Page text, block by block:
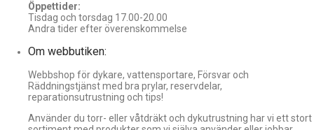
Öppettider:
Tisdag och torsdag 17.00-20.00
Andra tider efter överenskommelse
Om webbutiken:
Webbshop för dykare, vattensportare, Försvar och
Räddningstjänst med bra prylar, reservdelar,
reparationsutrustning och tips!
Använder du torr- eller våtdräkt och dykutrustning har vi ett stort